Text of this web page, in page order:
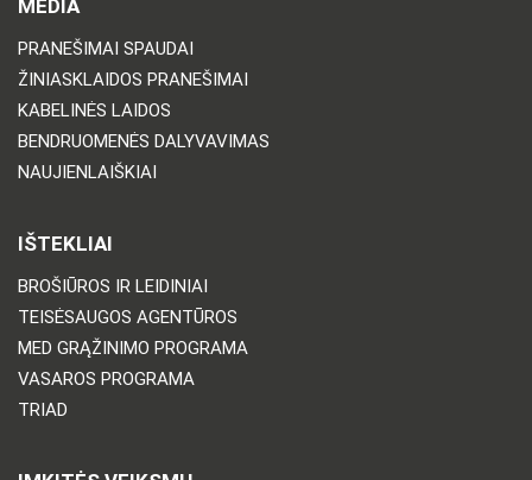
MEDIA
PRANEŠIMAI SPAUDAI
ŽINIASKLAIDOS PRANEŠIMAI
KABELINĖS LAIDOS
BENDRUOMENĖS DALYVAVIMAS
NAUJIENLAIŠKIAI
IŠTEKLIAI
BROŠIŪROS IR LEIDINIAI
TEISĖSAUGOS AGENTŪROS
MED GRĄŽINIMO PROGRAMA
VASAROS PROGRAMA
TRIAD